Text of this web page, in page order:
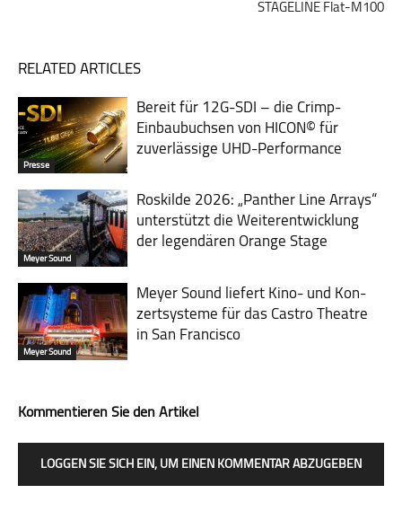
STAGELINE Flat-M100
RELATED ARTICLES
Presse
Bereit für 12G-SDI – die Crimp-
Einbaubuchsen von HICON© für
zuverlässige UHD-Performance
Meyer Sound
Roskilde 2026: „Panther Line Arrays“
unterstützt die Weiterentwicklung
der legendären Orange Stage
Meyer Sound
Meyer Sound liefert Kino- und Kon­
zert­sys­teme für das Castro Theatre
in San Francisco
Kommentieren Sie den Artikel
LOGGEN SIE SICH EIN, UM EINEN KOMMENTAR ABZUGEBEN